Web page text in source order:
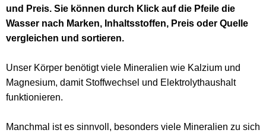
und Preis. Sie können durch Klick auf die Pfeile die
Wasser nach Marken, Inhaltsstoffen, Preis oder Quelle
vergleichen und sortieren.
Unser Körper benötigt viele Mineralien wie Kalzium und
Magnesium, damit Stoffwechsel und Elektrolythaushalt
funktionieren.
Manchmal ist es sinnvoll, besonders viele Mineralien zu sich